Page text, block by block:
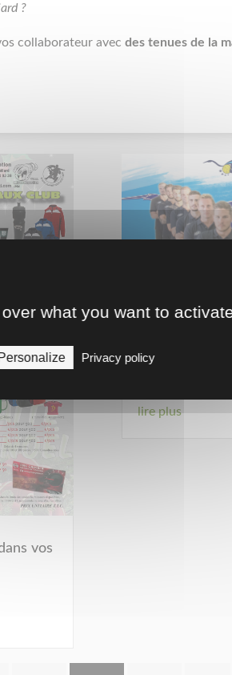
?
collaborateur avec des tenues de la
vos
Team
lire plus
what you want to
Personalize Privacy policy